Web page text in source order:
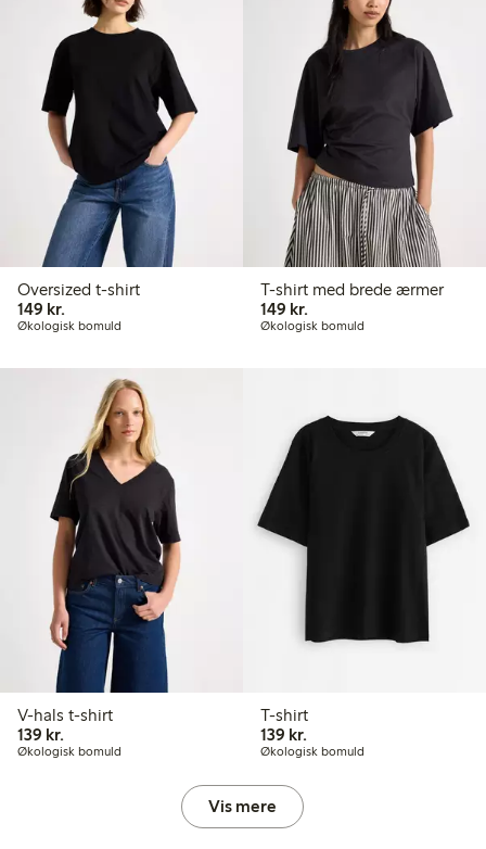
Oversized t-shirt
149 kr.
Økologisk bomuld
T-shirt med brede ærmer
149 kr.149,00 kr.
Økologisk bomuld
V-hals t-shirt
139 kr.
Økologisk bomuld
T-shirt
139 kr.
Økologisk bomuld
Vis mere